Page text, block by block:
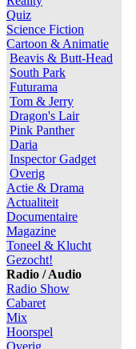
Quiz
Science Fiction
Cartoon & Animatie
Beavis & Butt-Head
South Park
Futurama
Tom & Jerry
Dragon's Lair
Pink Panther
Daria
Inspector Gadget
Overig
Actie & Drama
Actualiteit
Documentaire
Magazine
Toneel & Klucht
Gezocht!
Radio / Audio
Radio Show
Cabaret
Mix
Hoorspel
Overig